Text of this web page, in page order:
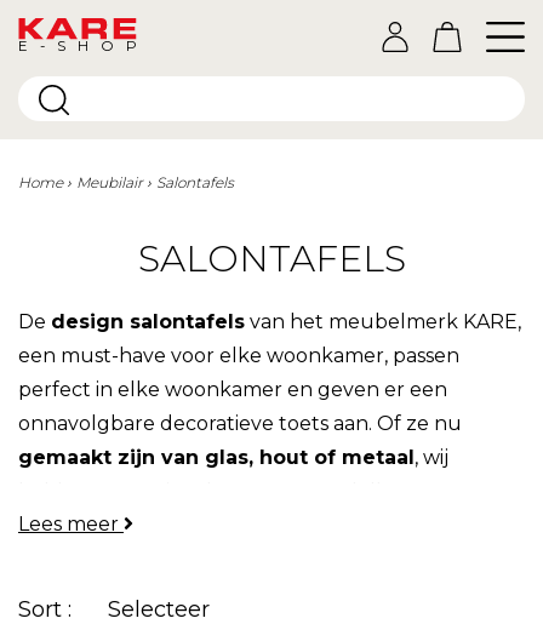
E-SHOP
Home Meubilair Salontafels
SALONTAFELS
De design salontafels van het meubelmerk KARE,
een must-have voor elke woonkamer, passen
perfect in elke woonkamer en geven er een
onnavolgbare decoratieve toets aan. Of ze nu
gemaakt zijn van glas, hout of metaal, wij
zeker verliefd op zult worden. De meest originele
Lees meer
Sort : Selecteer